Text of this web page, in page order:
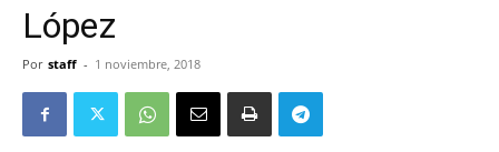
López
Por staff - 1 noviembre, 2018